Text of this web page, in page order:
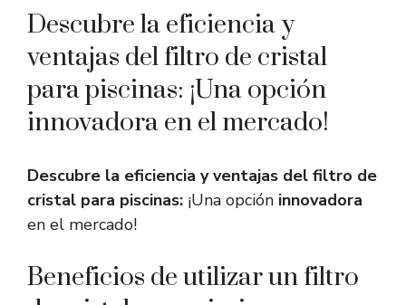
Descubre la eficiencia y
ventajas del filtro de cristal
para piscinas: ¡Una opción
innovadora en el mercado!
Descubre la eficiencia y ventajas del filtro de
cristal para piscinas: ¡Una opción innovadora
en el mercado!
Beneficios de utilizar un filtro